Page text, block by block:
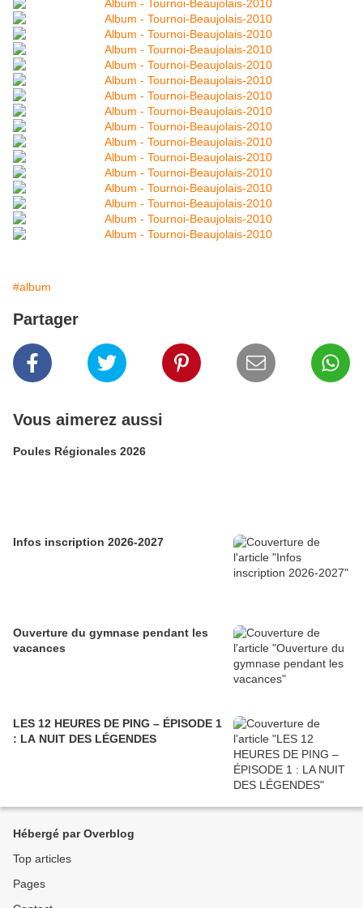
#album
Partager
Vous aimerez aussi
Poules Régionales 2026
Infos inscription 2026-2027
Ouverture du gymnase pendant les
vacances
LES 12 HEURES DE PING – ÉPISODE 1
: LA NUIT DES LÉGENDES
Hébergé par Overblog
Top articles
Pages